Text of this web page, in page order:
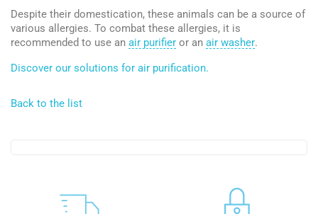
Despite their domestication, these animals can be a source of
various allergies. To combat these allergies, it is
recommended to use an air purifier or an air washer.
Discover our solutions for air purification.
Back to the list